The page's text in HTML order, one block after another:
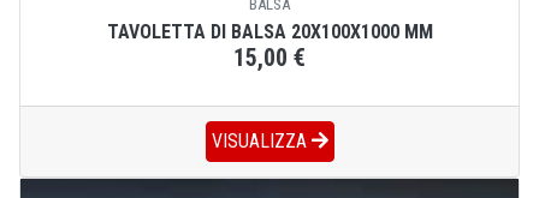
BALSA
TAVOLETTA DI BALSA 20X100X1000 MM
15,00 €
VISUALIZZA